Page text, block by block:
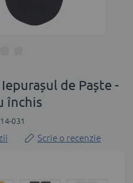
de Paște -
închis
031
Scrie o recenzie